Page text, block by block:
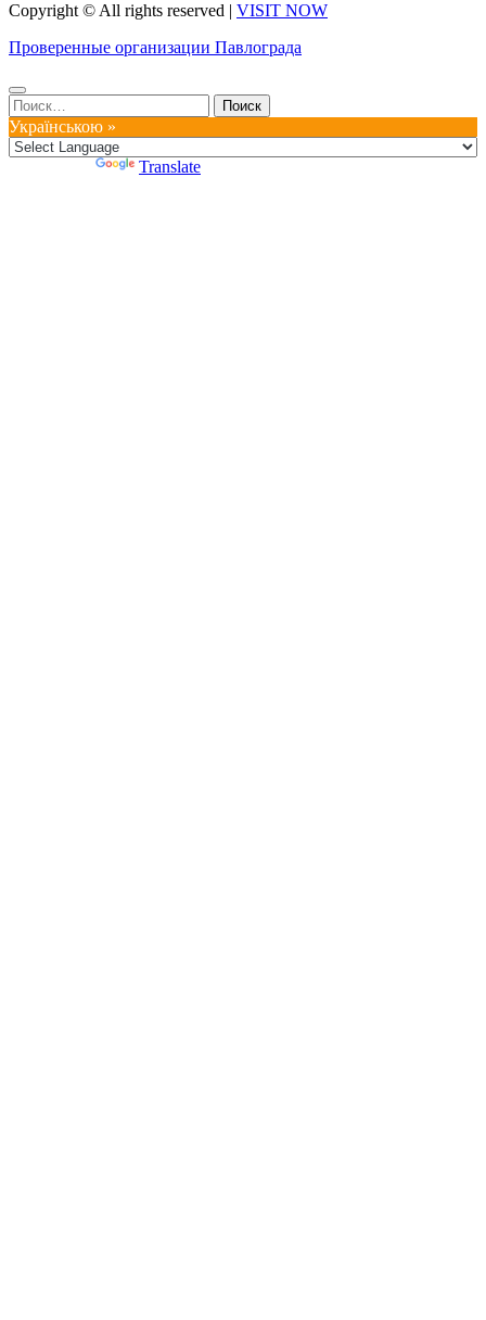
Copyright © All rights reserved | VISIT NOW
Проверенные организации Павлограда
Найти:
Українською »
Translate